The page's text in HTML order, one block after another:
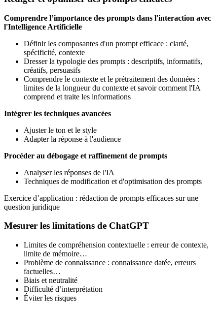
Comprendre l’importance des prompts dans l'interaction avec
l'Intelligence Artificielle
Définir les composantes d'un prompt efficace : clarté,
spécificité, contexte
Dresser la typologie des prompts : descriptifs, informatifs,
créatifs, persuasifs
Comprendre le contexte et le prétraitement des données :
limites de la longueur du contexte et savoir comment l'IA
comprend et traite les informations
Intégrer les techniques avancées
Ajuster le ton et le style
Adapter la réponse à l'audience
Procéder au débogage et raffinement de prompts
Analyser les réponses de l'IA
Techniques de modification et d'optimisation des prompts
Exercice d’application : rédaction de prompts efficaces sur une
question juridique
Mesurer les limitations de ChatGPT
Limites de compréhension contextuelle : erreur de contexte,
limite de mémoire…
Problème de connaissance : connaissance datée, erreurs
factuelles…
Biais et neutralité
Difficulté d’interprétation
Éviter les risques